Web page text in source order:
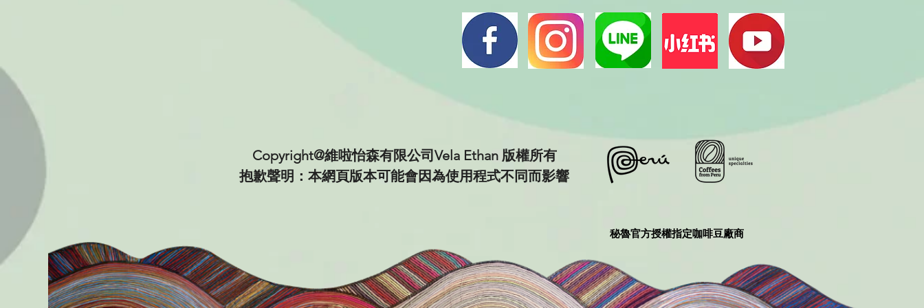
Copyright@維啦怡森有限公司Vela Ethan 版權所有
抱歉聲明：本網頁版本可能會因為使用程式不同而影響
秘魯官方授權指定咖啡豆廠商